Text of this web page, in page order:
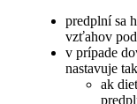
predplní sa
vzťahov
v prípade
nastavuje
ak